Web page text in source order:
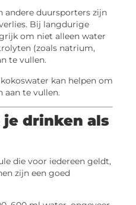
andere duursporters zijn
Bij langdurige
om niet alleen water
(zoals natrium,
te vullen.
kan helpen om
aan te vullen.
je drinken als
die voor iedereen geldt,
zijn een goed